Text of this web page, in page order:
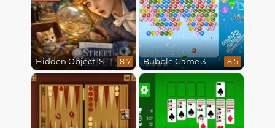
Hidden Object: Street Of Secrets 8.7 Bubble Game 3 Christmas 8.5